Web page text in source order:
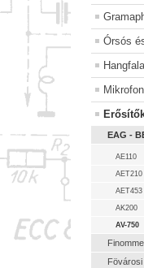
Órsós
EAG -
AE110
AET210
AET453
AK200
AV-750